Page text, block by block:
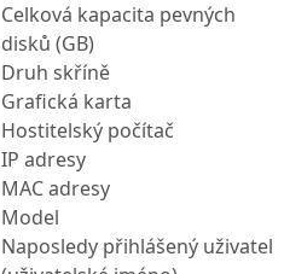
Celková kapacita pevných
disků (GB)
Druh skříně
Grafická karta
Hostitelský počítač
IP adresy
MAC adresy
Model
Naposledy přihlášený uživatel